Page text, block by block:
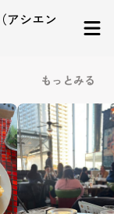
アシエン
もっとみる